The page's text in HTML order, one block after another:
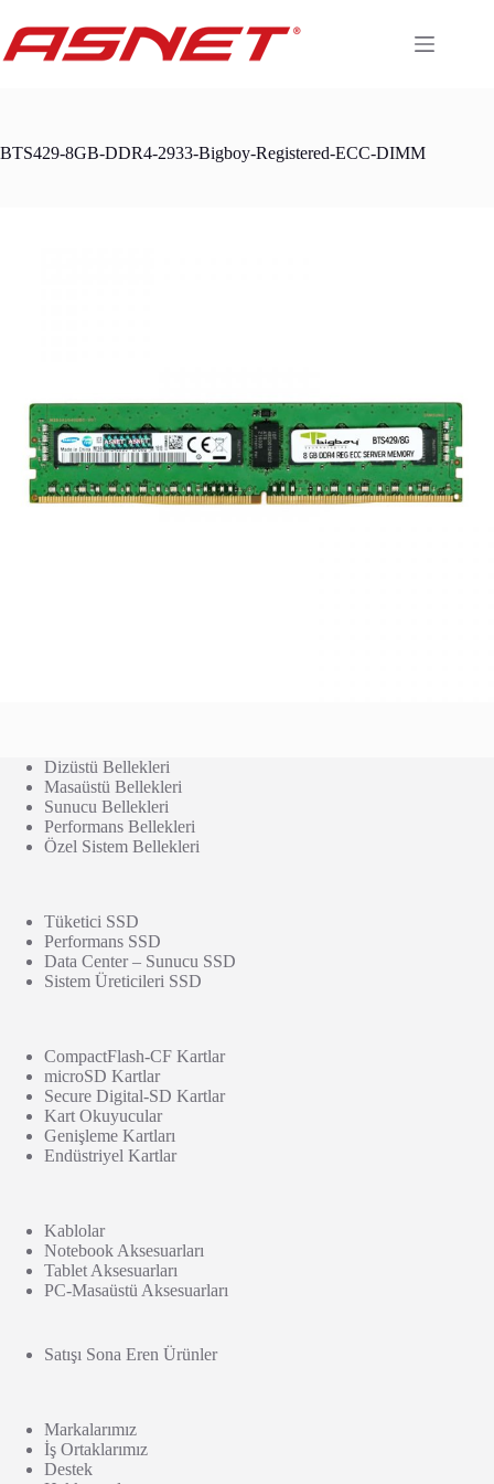
content
BTS429-8GB-DDR4-2933-Bigboy-Registered-ECC-DIMM
Dizüstü Bellekleri
Masaüstü Bellekleri
Sunucu Bellekleri
Performans Bellekleri
Özel Sistem Bellekleri
Tüketici SSD
Performans SSD
Data Center – Sunucu SSD
Sistem Üreticileri SSD
CompactFlash-CF Kartlar
microSD Kartlar
Secure Digital-SD Kartlar
Kart Okuyucular
Genişleme Kartları
Endüstriyel Kartlar
Kablolar
Notebook Aksesuarları
Tablet Aksesuarları
PC-Masaüstü Aksesuarları
Satışı Sona Eren Ürünler
Markalarımız
İş Ortaklarımız
Destek